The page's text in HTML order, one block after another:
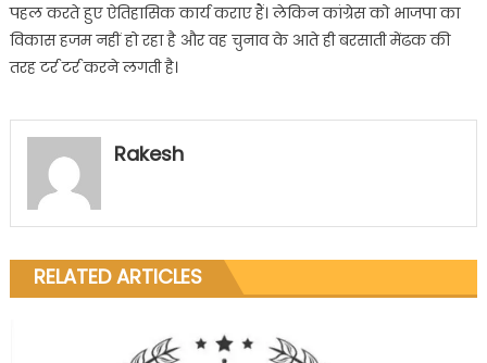
पहल करते हुए ऐतिहासिक कार्य कराए हैं। लेकिन कांग्रेस को भाजपा का
विकास हजम नहीं हो रहा है और वह चुनाव के आते ही बरसाती मेंढक की
तरह टर्र टर्र करने लगती है।
Rakesh
RELATED ARTICLES